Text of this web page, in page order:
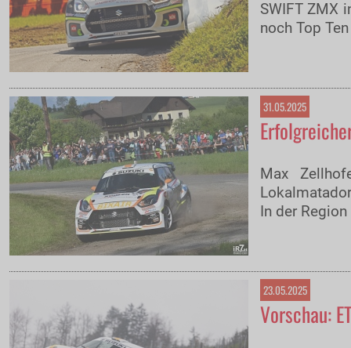
SWIFT ZMX
noch Top
31.05.2025
Max
In der
23.05.2025
Vorschau: